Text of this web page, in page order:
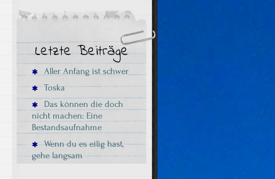
Letzte Beiträge
Aller Anfang ist schwer
Toska
Das können die doch
nicht machen: Eine
Bestandsaufnahme
Wenn du es eilig hast,
gehe langsam